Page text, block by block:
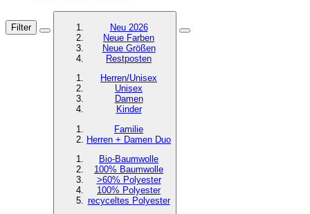
Filter
Neu 2026
Neue Farben
Neue Größen
Restposten
Herren/Unisex
Unisex
Damen
Kinder
Familie
Herren + Damen Duo
Bio-Baumwolle
100% Baumwolle
>60% Polyester
100% Polyester
recyceltes Polyester